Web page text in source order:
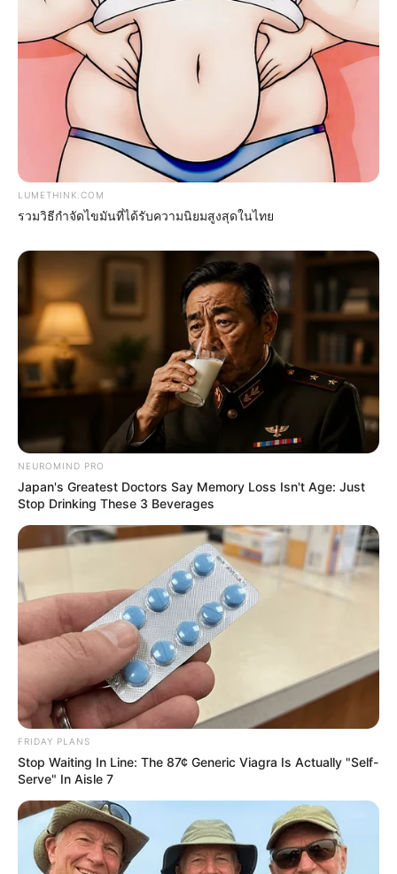
ดวงรายวัน 30 สิงหาคม 2565
30 ส.ค. 2022
แสดงความเห็นบน Facebook
ดูดวงแม่นๆ ยอดนิยม
ดวงรายวัน 14 กันยายน 2565
14 ก.ย. 2022
ดวงรายวัน 13 กันยายน 2565
ดูดวงวันนี้
ดวงรายวัน 14 กันยายน 2565
14 ก.ย. 2022
ดวงรายวัน 13 กันยายน 2565
หวยลาว วันจันทร์ 12 กันยายน 2565
12 ก.ย. 2022
LUMETHINK.COM
รวมวิธีกำจัดไขมันที่ได้รับความนิยมสูงสุดในไทย
NEUROMIND PRO
Japan's Greatest Doctors Say Memory Loss Isn't Age: Just
Stop Drinking These 3 Beverages
FRIDAY PLANS
Stop Waiting In Line: The 87¢ Generic Viagra Is Actually "Self-
Serve" In Aisle 7